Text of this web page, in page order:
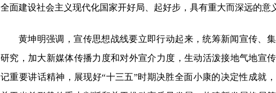
全面建设社会主义现代化国家开好局、起好步，具有重大而深远的意
黄坤明强调，宣传思想战线要立即行动起来，统筹新闻宣传、
研究，加大新媒体传播力度和对外宣介力度，生动活泼接地气地宣
记重要讲话精神，展现好“十三五”时期决胜全面小康的决定性成就